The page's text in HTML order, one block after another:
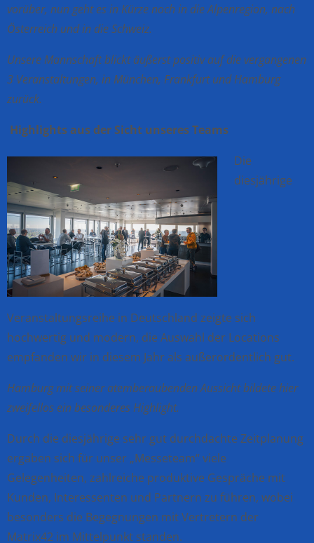
vorüber, nun geht es in Kürze noch in die Alpenregion, nach
Österreich und in die Schweiz.
Unsere Mannschaft blickt äußerst positiv auf die vergangenen
3 Veranstaltungen, in München, Frankfurt und Hamburg
zurück.
Highlights aus der Sicht unseres Teams
Die
diesjährige
Veranstaltungsreihe in Deutschland zeigte sich
hochwertig und modern, die Auswahl der Locations
empfanden wir in diesem Jahr als außerordentlich gut.
Hamburg mit seiner atemberaubenden Aussicht bildete hier
zweifellos ein besonderes Highlight.
Durch die diesjährige sehr gut durchdachte Zeitplanung
ergaben sich für unser „Messeteam“ viele
Gelegenheiten, zahlreiche produktive Gespräche mit
Kunden, Interessenten und Partnern zu führen, wobei
besonders die Begegnungen mit Vertretern der
Matrix42 im Mittelpunkt standen.